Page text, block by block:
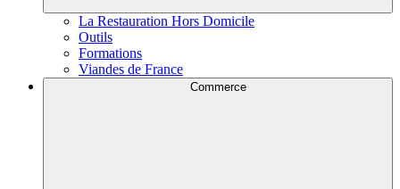
La Restauration Hors Domicile
Outils
Formations
Viandes de France
Commerce